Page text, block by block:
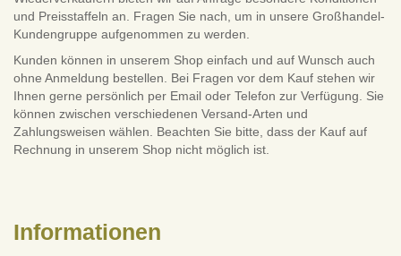
und Preisstaffeln an. Fragen Sie nach, um in unsere Großhandel-
Kundengruppe aufgenommen zu werden.
Kunden können in unserem Shop einfach und auf Wunsch auch
ohne Anmeldung bestellen. Bei Fragen vor dem Kauf stehen wir
Ihnen gerne persönlich per Email oder Telefon zur Verfügung. Sie
können zwischen verschiedenen Versand-Arten und
Zahlungsweisen wählen. Beachten Sie bitte, dass der Kauf auf
Rechnung in unserem Shop nicht möglich ist.
Informationen